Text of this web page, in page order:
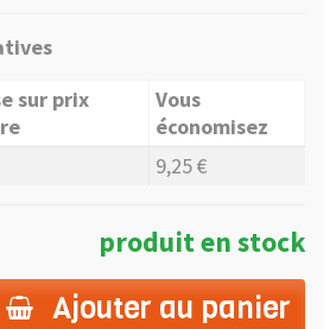
sur prix
Vous
économisez
9,25 €
produit en stock
Ajouter au panier